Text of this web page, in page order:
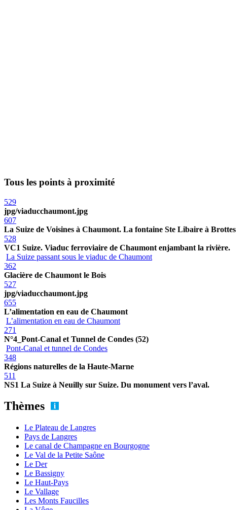
Tous les points à proximité
529
jpg/viaducchaumont.jpg
607
La Suize de Voisines à Chaumont. La fontaine Ste Libaire à Brottes
528
VC1 Suize. Viaduc ferroviaire de Chaumont enjambant la rivière.
La Suize passant sous le viaduc de Chaumont
362
Glacière de Chaumont le Bois
527
jpg/viaducchaumont.jpg
655
L’alimentation en eau de Chaumont
L’alimentation en eau de Chaumont
271
N°4_Pont-Canal et Tunnel de Condes (52)
Pont-Canal et tunnel de Condes
348
Régions naturelles de la Haute-Marne
511
NS1 La Suize à Neuilly sur Suize. Du monument vers l’aval.
Thèmes
Le Plateau de Langres
Pays de Langres
Le canal de Champagne en Bourgogne
Le Val de la Petite Saône
Le Der
Le Bassigny
Le Haut-Pays
Le Vallage
Les Monts Faucilles